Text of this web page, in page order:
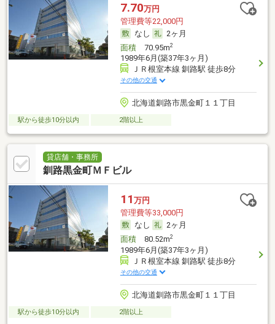
7.70万円
管理費等22,000円
なし
2ヶ月
面積70.95m2
1989年6月(築37年3ヶ月)
ＪＲ根室本線 釧路駅 徒歩8分
その他の交通
北海道釧路市黒金町１１丁目
駅から徒歩10分以内 2階以上
貸店舗・事務所
釧路黒金町ＭＦビル
11 万円
管理費等33,000円
なし
2ヶ月
面積80.52m2
1989年6月(築37年3ヶ月)
ＪＲ根室本線 釧路駅 徒歩8分
その他の交通
北海道釧路市黒金町１１丁目
駅から徒歩10分以内 2階以上